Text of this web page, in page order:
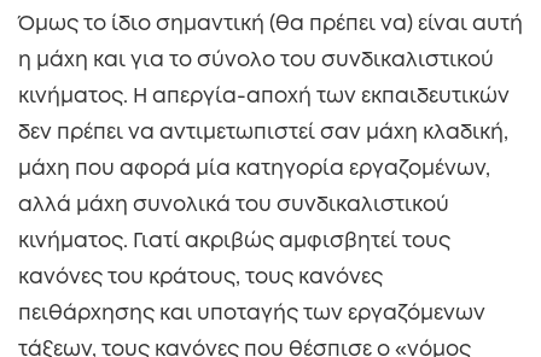
Όμως το ίδιο σημαντική (θα πρέπει να) είναι αυτή
η μάχη και για το σύνολο του συνδικαλιστικού
κινήματος. Η απεργία-αποχή των εκπαιδευτικών
δεν πρέπει να αντιμετωπιστεί σαν μάχη κλαδική,
μάχη που αφορά μία κατηγορία εργαζομένων,
αλλά μάχη συνολικά του συνδικαλιστικού
κινήματος. Γιατί ακριβώς αμφισβητεί τους
κανόνες του κράτους, τους κανόνες
πειθάρχησης και υποταγής των εργαζόμενων
τάξεων, τους κανόνες που θέσπισε ο «νόμος